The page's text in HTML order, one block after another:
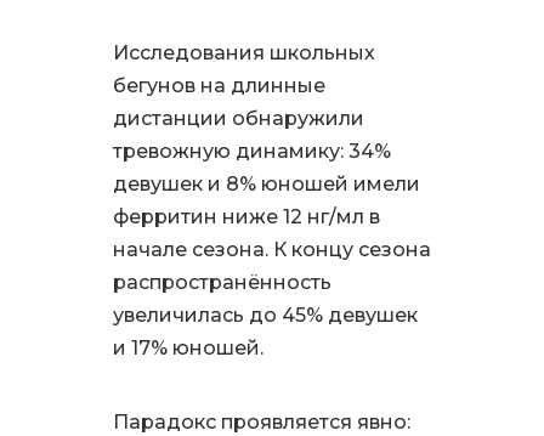
Исследования школьных
бегунов на длинные
дистанции обнаружили
тревожную динамику: 34%
девушек и 8% юношей имели
ферритин ниже 12 нг/мл в
начале сезона. К концу сезона
распространённость
увеличилась до 45% девушек
и 17% юношей.
Парадокс проявляется явно: